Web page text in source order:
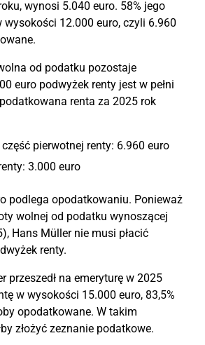
wynosi 5.040 euro. 58% jego
wysokości 12.000 euro, czyli 6.960
od podatku pozostaje
euro podwyżek renty jest w pełni
renta za 2025 rok
pierwotnej renty: 6.960 euro
3.000 euro
podlega opodatkowaniu. Ponieważ
wolnej od podatku wynoszącej
Hans Müller nie musi płacić
renty.
przeszedł na emeryturę w 2025
w wysokości 15.000 euro, 83,5%
opodatkowane. W takim
złożyć zeznanie podatkowe.